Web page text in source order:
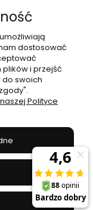
669-050-03-43
dostosować
plików i przejść
swoich
Polityce